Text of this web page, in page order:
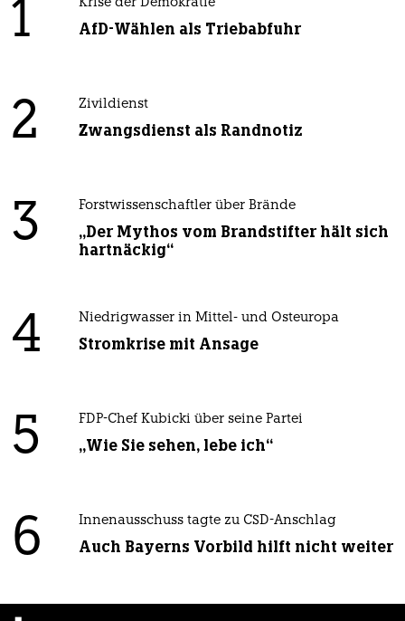
1 Krise der Demokratie
AfD-Wählen als Triebabfuhr
2 Zivildienst
Zwangsdienst als Randnotiz
3 Forstwissenschaftler über Brände
„Der Mythos vom Brandstifter hält sich
hartnäckig“
4 Niedrigwasser in Mittel- und Osteuropa
Stromkrise mit Ansage
5 FDP-Chef Kubicki über seine Partei
„Wie Sie sehen, lebe ich“
6 Innenausschuss tagte zu CSD-Anschlag
Auch Bayerns Vorbild hilft nicht weiter